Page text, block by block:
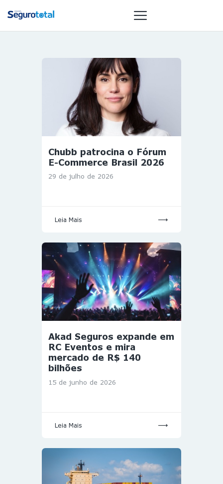
NOTÍCIAS
REVISTA
ESPECIAIS
GAIVOTA DE
OURO
MULHERES
GESTORAS
Chubb patrocina o Fórum
E-Commerce Brasil 2026
29 de julho de 2026
Leia Mais
Akad Seguros expande em
RC Eventos e mira
mercado de R$ 140
bilhões
15 de junho de 2026
Leia Mais